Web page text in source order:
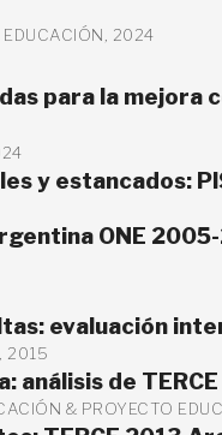
2024
para la mejora
y estancados:
ONE
evaluación
2015
análisis de TERCE
& PROYECTO